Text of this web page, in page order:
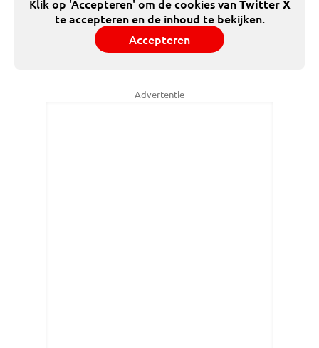
Klik op 'Accepteren' om de cookies vanTwitter X
te accepteren en de inhoud te bekijken.
Accepteren
Advertentie